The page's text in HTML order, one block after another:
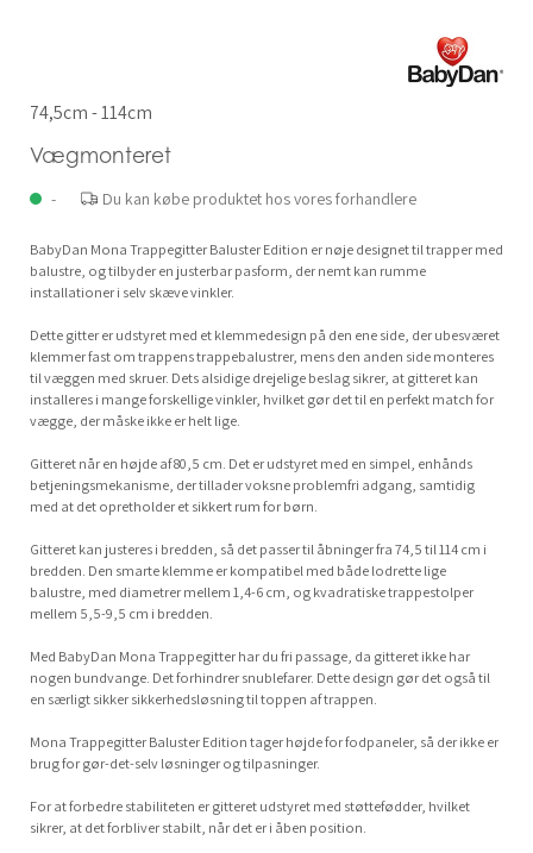
74,5cm - 114cm
Vægmonteret
- Du kan købe produktet hos vores forhandlere
BabyDan Mona Trappegitter Baluster Edition er nøje designet til trapper med
balustre, og tilbyder en justerbar pasform, der nemt kan rumme
installationer i selv skæve vinkler.
Dette gitter er udstyret med et klemmedesign på den ene side, der ubesværet
klemmer fast om trappens trappebalustrer, mens den anden side monteres
til væggen med skruer. Dets alsidige drejelige beslag sikrer, at gitteret kan
installeres i mange forskellige vinkler, hvilket gør det til en perfekt match for
vægge, der måske ikke er helt lige.
Gitteret når en højde af 80,5 cm. Det er udstyret med en simpel, enhånds
betjeningsmekanisme, der tillader voksne problemfri adgang, samtidig
med at det opretholder et sikkert rum for børn.
Gitteret kan justeres i bredden, så det passer til åbninger fra 74,5 til 114 cm i
bredden. Den smarte klemme er kompatibel med både lodrette lige
balustre, med diametrer mellem 1,4-6 cm, og kvadratiske trappestolper
mellem 5,5-9,5 cm i bredden.
Med BabyDan Mona Trappegitter har du fri passage, da gitteret ikke har
nogen bundvange. Det forhindrer snublefarer. Dette design gør det også til
en særligt sikker sikkerhedsløsning til toppen af trappen.
Mona Trappegitter Baluster Edition tager højde for fodpaneler, så der ikke er
brug for gør-det-selv løsninger og tilpasninger.
For at forbedre stabiliteten er gitteret udstyret med støttefødder, hvilket
sikrer, at det forbliver stabilt, når det er i åben position.